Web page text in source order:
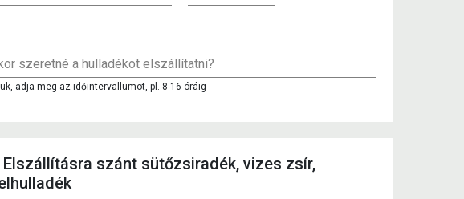
szeretné a hulladékot elszállítatni?
adja meg az időintervallumot, pl. 8-16 óráig
Elszállításra szánt sütőzsiradék, vizes zsír,